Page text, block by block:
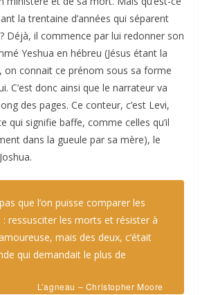
la trentaine d’années qui séparent
Déjà, il commence par lui redonner son
Yeshua en hébreu (Jésus étant la
on connait ce prénom sous sa forme
C’est donc ainsi que le narrateur va
des pages. Ce conteur, c’est Levi,
qui signifie baffe, comme celles qu’il
dans la gueule par sa mère), le
que l’on puisse comparer les
: ressusciter les morts et résister à
mais des deux, c’était
qui demandait le plus de
L’agneau – Christopher Moore